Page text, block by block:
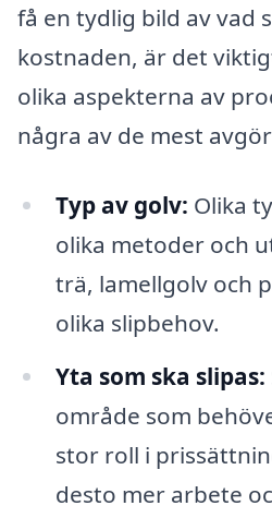
få en tydlig bild av vad
kostnaden, är det
olika aspekterna av
några av de mest
Typ av golv: Olika
olika metoder och
trä, lamellgolv och
olika slipbehov.
Yta som ska slipas:
område som
stor roll i
desto mer arbete